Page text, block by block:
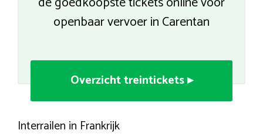
openbaar vervoer in Carentan
Overzicht treintickets ▸
Interrailen in Frankrijk